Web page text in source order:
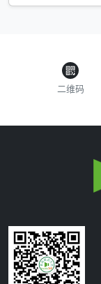
二维码